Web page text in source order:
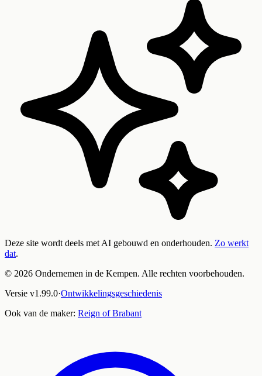
Deze site wordt deels met AI gebouwd en onderhouden. Zo werkt
dat.
© 2026 Ondernemen in de Kempen. Alle rechten voorbehouden.
Versie v1.99.0·Ontwikkelingsgeschiedenis
Ook van de maker: Reign of Brabant